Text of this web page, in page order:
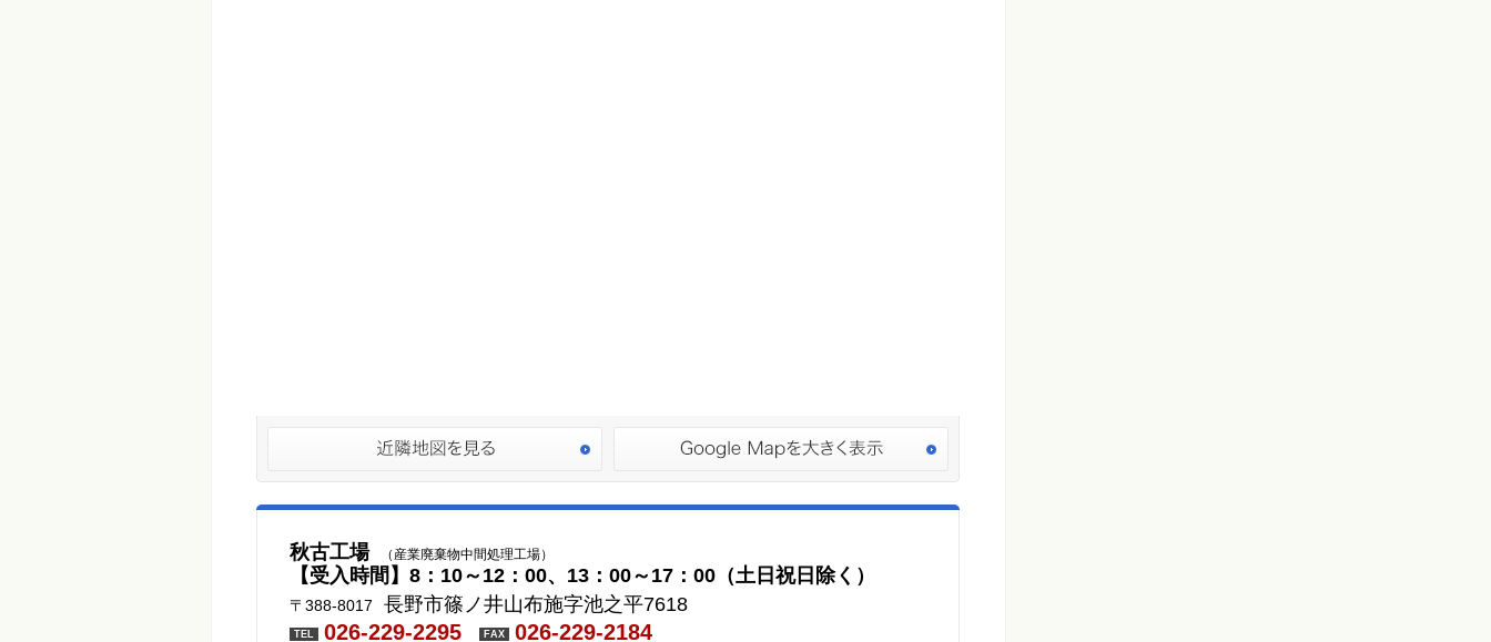
秋古工場 （産業廃棄物中間処理工場）
【受入時間】8：10～12：00、13：00～17：00（土日祝日除く）
〒388-8017 長野市篠ノ井山布施字池之平7618
TEL 026-229-2295 FAX 026-229-2184